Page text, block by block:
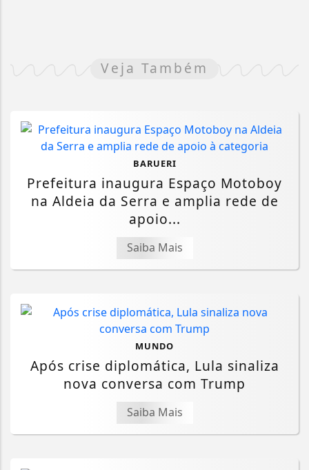
Veja Também
BARUERI
Prefeitura inaugura Espaço Motoboy
na Aldeia da Serra e amplia rede de
apoio...
Saiba Mais
MUNDO
Após crise diplomática, Lula sinaliza
nova conversa com Trump
Saiba Mais